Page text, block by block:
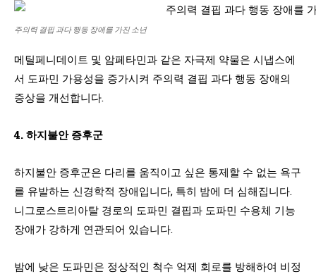
주의력 결핍 과다 행동 장애를 가진 소년
메틸페니데이트 및 암페타민과 같은 자극제 약물은 시냅스에
서 도파민 가용성을 증가시켜 주의력 결핍 과다 행동 장애의
증상을 개선합니다.
4. 하지불안 증후군
하지불안 증후군은 다리를 움직이고 싶은 통제할 수 없는 욕구
를 유발하는 신경학적 장애입니다, 특히 밤에 더 심해집니다.
니그로스트리아탈 경로의 도파민 결핍과 도파민 수용체 기능
장애가 강하게 연관되어 있습니다.
밤에 낮은 도파민은 정상적인 척수 억제 회로를 방해하여 비정